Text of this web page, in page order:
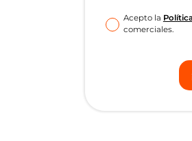
Acepto la
comerciales.